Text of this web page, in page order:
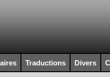
Traductions Divers